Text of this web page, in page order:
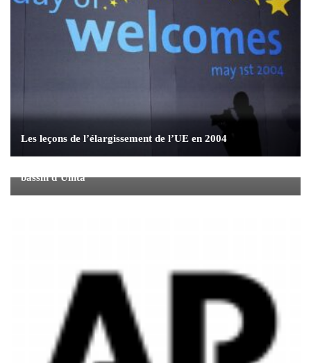
Les leçons de l’élargissement de l’UE en 2004
bassin d’Uinta